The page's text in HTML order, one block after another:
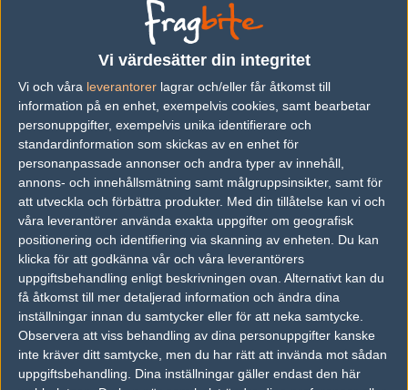
Vi värdesätter din integritet
Vi och våra leverantorer lagrar och/eller får åtkomst till
information på en enhet, exempelvis cookies, samt bearbetar
personuppgifter, exempelvis unika identifierare och
standardinformation som skickas av en enhet för
personanpassade annonser och andra typer av innehåll,
annons- och innehållsmätning samt målgruppsinsikter, samt för
att utveckla och förbättra produkter. Med din tillåtelse kan vi och
våra leverantörer använda exakta uppgifter om geografisk
positionering och identifiering via skanning av enheten. Du kan
klicka för att godkänna vår och våra leverantörers
uppgiftsbehandling enligt beskrivningen ovan. Alternativt kan du
få åtkomst till mer detaljerad information och ändra dina
inställningar innan du samtycker eller för att neka samtycke.
Observera att viss behandling av dina personuppgifter kanske
inte kräver ditt samtycke, men du har rätt att invända mot sådan
uppgiftsbehandling. Dina inställningar gäller endast den här
KobasiCa
2010-02-20 17:17
#5, ja vilka spelar för Serbien? :P
#7 AMIREEE!
Old School
2010-02-20 17:17
Hoppas att bosnien tar det KOM IGEN PITA! Jag bjuder hela
Armino
Old School
2010-02-20 17:22
KOMIGEN BOSNIEN :D :D:D: